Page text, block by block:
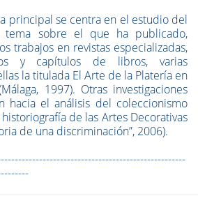
principal se centra en el estudio del
tema sobre el que ha publicado,
trabajos en revistas especializadas,
y capítulos de libros, varias
la titulada El Arte de la Platería en
1997). Otras investigaciones
hacia el análisis del coleccionismo
de las Artes Decorativas
de una discriminación”, 2006).